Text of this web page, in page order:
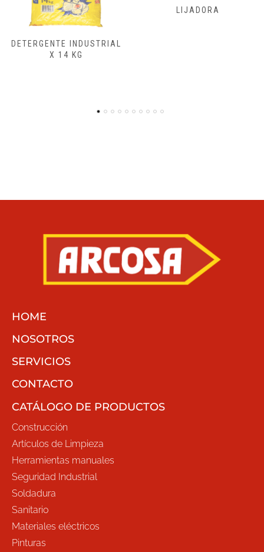
LIJADORA
FRESADORAS,
HOME
NOSOTROS
SERVICIOS
CONTACTO
CATÁLOGO DE PRODUCTOS
Construcción
Artículos de Limpieza
Herramientas manuales
Seguridad Industrial
Soldadura
Sanitario
Materiales eléctricos
Pinturas